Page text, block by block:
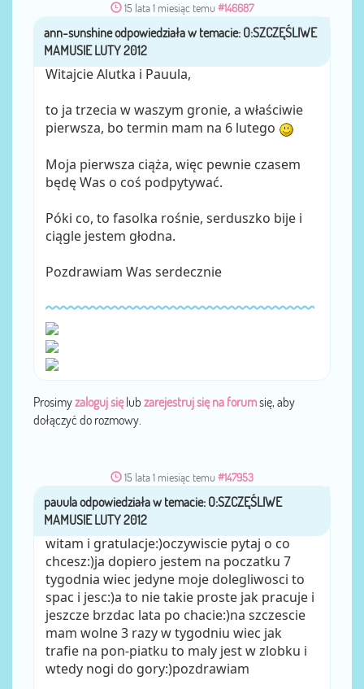
15 lata 1 miesiąc temu #146687
przezann-sunshine
Witajcie Alutka i Pauula,
to ja trzecia w waszym gronie, a właściwie
pierwsza, bo termin mam na 6 lutego
Moja pierwsza ciąża, więc pewnie czasem
będę Was o coś podpytywać.
Póki co, to fasolka rośnie, serduszko bije i
ciągle jestem głodna.
Pozdrawiam Was serdecznie
Prosimyzaloguj sięlub zarejestruj się na forumsię, aby
dołączyć do rozmowy.
15 lata 1 miesiąc temu #147953
przezpauula
witam i gratulacje:)oczywiscie pytaj o co
chcesz:)ja dopiero jestem na poczatku 7
tygodnia wiec jedyne moje dolegliwosci to
spac i jesc:)a to nie takie proste jak pracuje i
jeszcze brzdac lata po chacie:)na szczescie
mam wolne 3 razy w tygodniu wiec jak
trafie na pon-piatku to maly jest w zlobku i
wtedy nogi do gory:)pozdrawiam